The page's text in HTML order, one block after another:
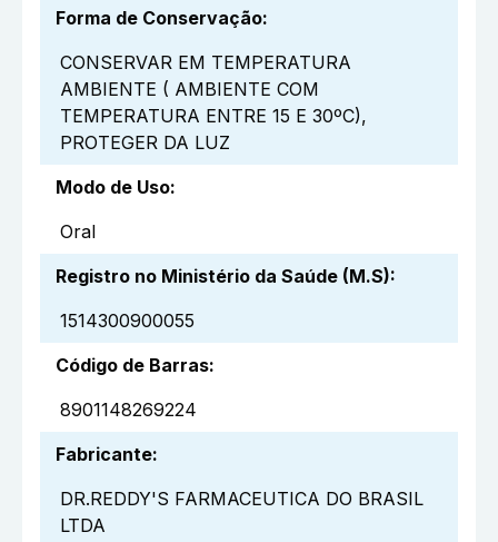
Forma de Conservação:
CONSERVAR EM TEMPERATURA
AMBIENTE ( AMBIENTE COM
TEMPERATURA ENTRE 15 E 30ºC),
PROTEGER DA LUZ
Modo de Uso:
Oral
Registro no Ministério da Saúde (M.S):
1514300900055
Código de Barras:
8901148269224
Fabricante:
DR.REDDY'S FARMACEUTICA DO BRASIL
LTDA